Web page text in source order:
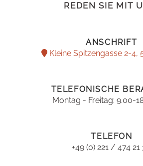
REDEN SIE MIT
ANSCHRIFT
Kleine Spitzengasse 2-4,
TELEFONISCHE
Montag - Freitag: 9.00-
TELEFON
+49 (0) 221 / 474 21